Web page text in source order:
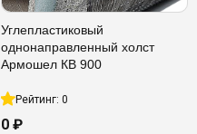
Углепластиковый
однонаправленный холст
Армошел КВ 900
Рейтинг: 0
0 ₽